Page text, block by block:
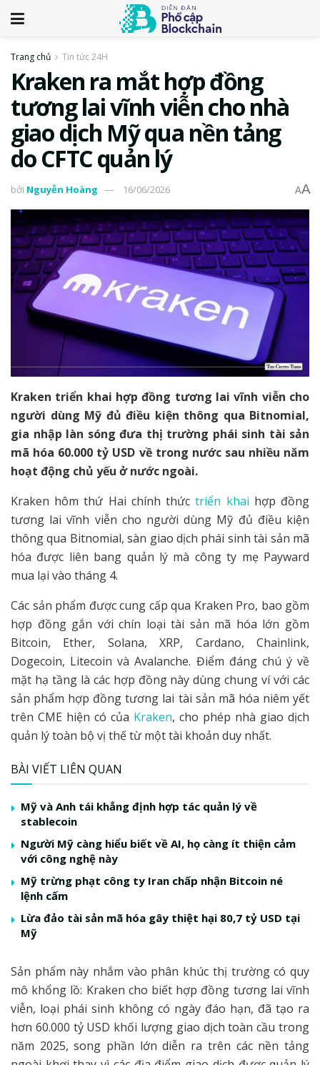
Trang chủ Tin tức 24H
Kraken ra mắt hợp đồng
tương lai vĩnh viễn cho nhà
giao dịch Mỹ qua nền tảng
do CFTC quản lý
bởi Nguyễn Hoàng 16/06/2026 AA
Kraken triển khai hợp đồng tương lai vĩnh viễn cho
người dùng Mỹ đủ điều kiện thông qua Bitnomial,
gia nhập làn sóng đưa thị trường phái sinh tài sản
mã hóa 60.000 tỷ USD về trong nước sau nhiều năm
hoạt động chủ yếu ở nước ngoài.
Kraken hôm thứ Hai chính thứctriển khai hợp đồng
tương lai vĩnh viễn cho người dùng Mỹ đủ điều kiện
thông qua Bitnomial, sàn giao dịch phái sinh tài sản mã
hóa được liên bang quản lý mà công ty mẹ Payward
mua lại vào tháng 4.
Các sản phẩm được cung cấp qua Kraken Pro, bao gồm
hợp đồng gắn với chín loại tài sản mã hóa lớn gồm
Bitcoin, Ether, Solana, XRP, Cardano, Chainlink,
Dogecoin, Litecoin và Avalanche. Điểm đáng chú ý về
mặt hạ tầng là các hợp đồng này dùng chung ví với các
sản phẩm hợp đồng tương lai tài sản mã hóa niêm yết
trên CME hiện có của Kraken, cho phép nhà giao dịch
quản lý toàn bộ vị thế từ một tài khoản duy nhất.
BÀI VIẾT LIÊN QUAN
Mỹ và Anh tái khẳng định hợp tác quản lý về
stablecoin
Người Mỹ càng hiểu biết về AI, họ càng ít thiện cảm
với công nghệ này
Mỹ trừng phạt công ty Iran chấp nhận Bitcoin né
lệnh cấm
Lừa đảo tài sản mã hóa gây thiệt hại 80,7 tỷ USD tại
Mỹ
Sản phẩm này nhắm vào phân khúc thị trường có quy
mô khổng lồ: Kraken cho biết hợp đồng tương lai vĩnh
viễn, loại phái sinh không có ngày đáo hạn, đã tạo ra
hơn 60.000 tỷ USD khối lượng giao dịch toàn cầu trong
năm 2025, song phần lớn diễn ra trên các nền tảng